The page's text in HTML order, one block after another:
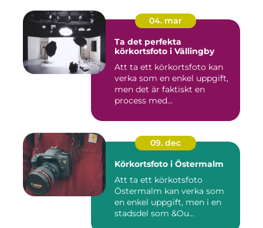
04. mar
Ta det perfekta
körkortsfoto i Vällingby
Att ta ett körkortsfoto kan
verka som en enkel uppgift,
men det är faktiskt en
process med...
09. dec
Körkortsfoto i Östermalm
Att ta ett körkotsfoto
Östermalm kan verka som
en enkel uppgift, men i en
stadsdel som &Ou...